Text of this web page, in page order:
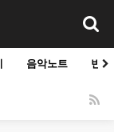
음악노트 빈